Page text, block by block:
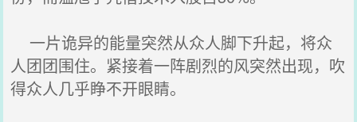
一片诡异的能量突然从众人脚下升起，将众
人团团围住。紧接着一阵剧烈的风突然出现，吹
得众人几乎睁不开眼睛。